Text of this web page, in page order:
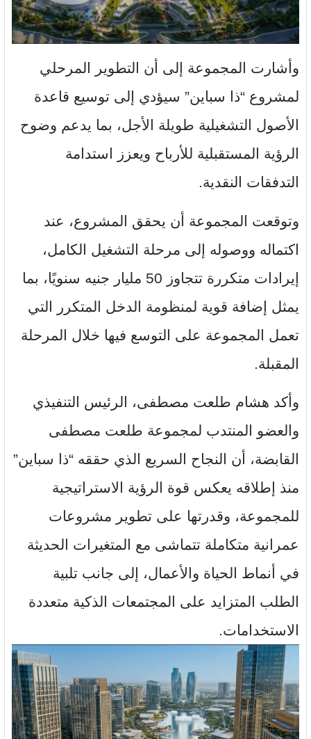
وأشارت المجموعة إلى أن التطوير المرحلي
لمشروع “ذا سباين” سيؤدي إلى توسيع قاعدة
الأصول التشغيلية طويلة الأجل، بما يدعم وضوح
الرؤية المستقبلية للأرباح ويعزز استدامة
التدفقات النقدية.
وتوقعت المجموعة أن يحقق المشروع، عند
اكتماله ووصوله إلى مرحلة التشغيل الكامل،
إيرادات متكررة تتجاوز 50 مليار جنيه سنويًا، بما
يمثل إضافة قوية لمنظومة الدخل المتكرر التي
تعمل المجموعة على التوسع فيها خلال المرحلة
المقبلة.
وأكد هشام طلعت مصطفى، الرئيس التنفيذي
والعضو المنتدب لمجموعة طلعت مصطفى
القابضة، أن النجاح السريع الذي حققه “ذا سباين”
منذ إطلاقه يعكس قوة الرؤية الاستراتيجية
للمجموعة، وقدرتها على تطوير مشروعات
عمرانية متكاملة تتماشى مع المتغيرات الحديثة
في أنماط الحياة والأعمال، إلى جانب تلبية
الطلب المتزايد على المجتمعات الذكية متعددة
الاستخدامات.